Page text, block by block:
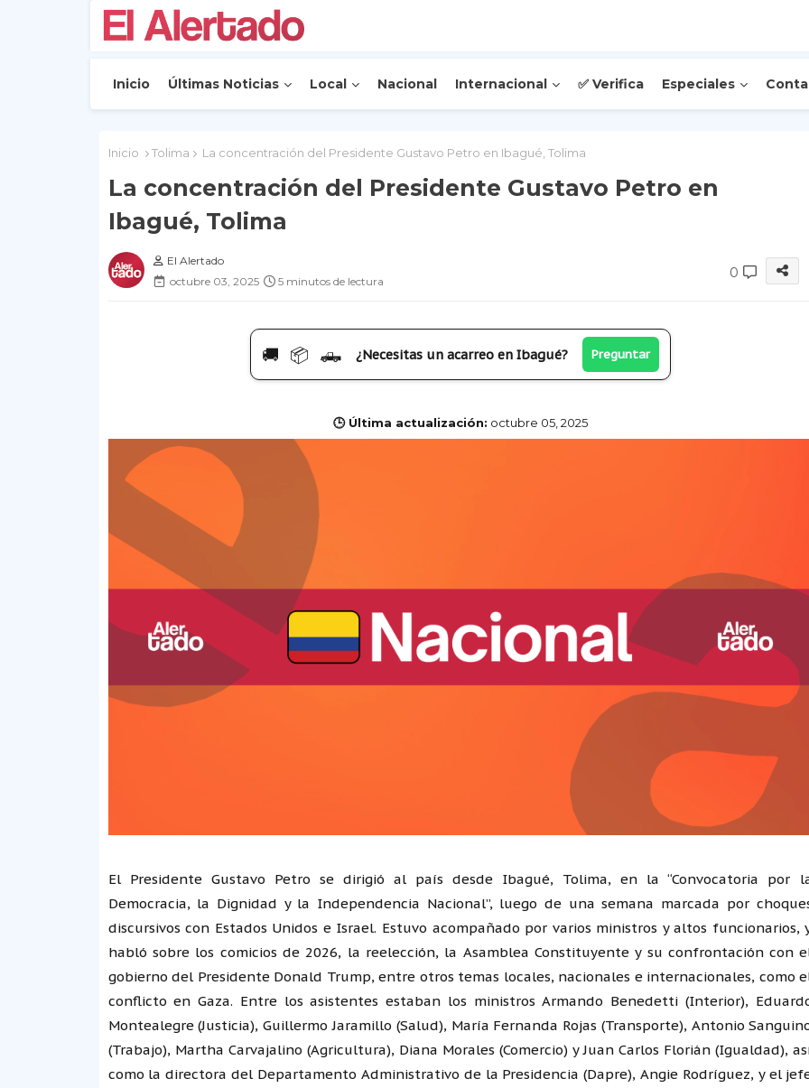
Inicio Últimas Noticias Local Nacional Internacional ✅ Verifica Especiales
Inicio Tolima La concentración del Presidente Gustavo Petro en Ibagué, Tolima
La concentración del Presidente Gustavo Petro en
Ibagué, Tolima
El Alertado
octubre 03, 2025
5 minutos de lectura
0
🚚 📦 🛻 ¿Necesitas un acarreo en Ibagué? Preguntar
🕒 Última actualización: octubre 05, 2025
El Presidente Gustavo Petro se dirigió al país desde Ibagué, Tolima, en la “Convocatoria por
Democracia, la Dignidad y la Independencia Nacional”, luego de una semana marcada por
discursivos con Estados Unidos e Israel. Estuvo acompañado por varios ministros y altos funcionarios,
habló sobre los comicios de 2026, la reelección, la Asamblea Constituyente y su confrontación con
gobierno del Presidente Donald Trump, entre otros temas locales, nacionales e internacionales, como
conflicto en Gaza. Entre los asistentes estaban los ministros Armando Benedetti (Interior),
Montealegre (Justicia), Guillermo Jaramillo (Salud), María Fernanda Rojas (Transporte), Antonio
(Trabajo), Martha Carvajalino (Agricultura), Diana Morales (Comercio) y Juan Carlos Florián (Igualdad),
como la directora del Departamento Administrativo de la Presidencia (Dapre), Angie Rodríguez, y el